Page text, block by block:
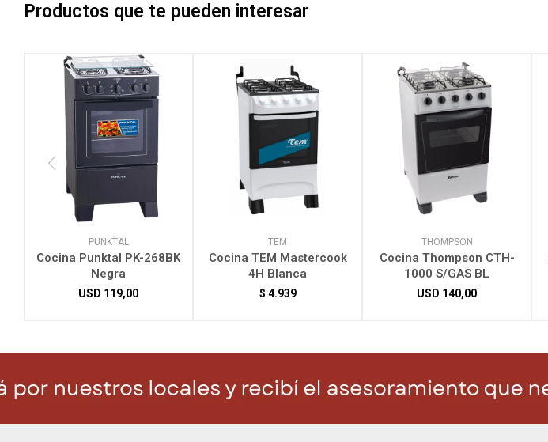
Productos que te pueden interesar
PUNKTAL
Cocina Punktal PK-268BK
Negra
USD 119,00
TEM
Cocina TEM Mastercook
4H Blanca
$ 4.939
THOMPSON
Cocina Thompson CTH-
1000 S/GAS BL
USD 140,00